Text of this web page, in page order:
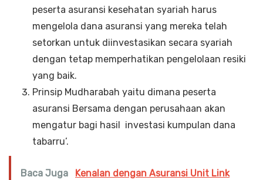
peserta asuransi kesehatan syariah harus
mengelola dana asuransi yang mereka telah
setorkan untuk diinvestasikan secara syariah
dengan tetap memperhatikan pengelolaan resiki
yang baik.
Prinsip Mudharabah yaitu dimana peserta
asuransi Bersama dengan perusahaan akan
mengatur bagi hasil investasi kumpulan dana
tabarru’.
Baca Juga
Kenalan dengan Asuransi Unit Link